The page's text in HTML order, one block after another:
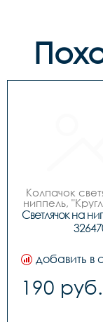
Колпачок
ниппель,
инд. упак.
Светлячок на
добавить в
190 руб.